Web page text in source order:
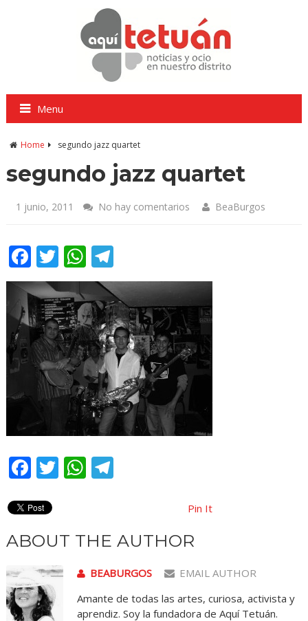
Menu
Home segundo jazz quartet
segundo jazz quartet
1 junio, 2011 No hay comentarios BeaBurgos
Facebook
Twitter
WhatsApp
Telegram
Facebook
Twitter
WhatsApp
Telegram
Pin It
ABOUT THE AUTHOR
BEABURGOS
EMAIL AUTHOR
Amante de todas las artes, curiosa, activista y
aprendiz. Soy la fundadora de Aquí Tetuán.